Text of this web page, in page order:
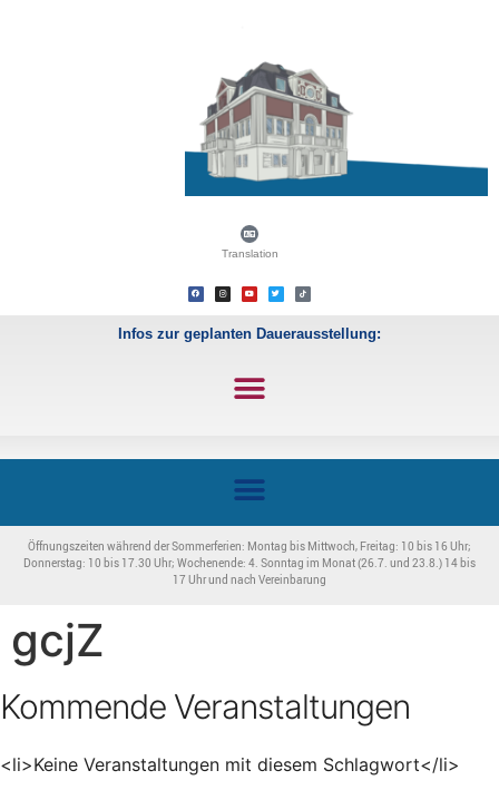
Translation
Infos zur geplanten Dauerausstellung:
Öffnungszeiten während der Sommerferien: Montag bis Mittwoch, Freitag: 10 bis 16 Uhr;
Donnerstag: 10 bis 17.30 Uhr; Wochenende: 4. Sonntag im Monat (26.7. und 23.8.) 14 bis
17 Uhr und nach Vereinbarung
gcjZ
Kommende Veranstaltungen
<li>Keine Veranstaltungen mit diesem Schlagwort</li>